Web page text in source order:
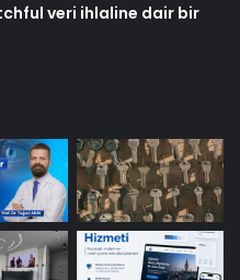
veri ihlaline dair bir